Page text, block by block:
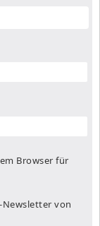
Browser für
Newsletter von